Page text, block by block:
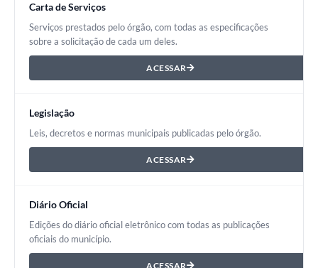
Carta de Serviços
Serviços prestados pelo órgão, com todas as especificações
sobre a solicitação de cada um deles.
ACESSAR
Legislação
Leis, decretos e normas municipais publicadas pelo órgão.
ACESSAR
Diário Oficial
Edições do diário oficial eletrônico com todas as publicações
oficiais do município.
ACESSAR